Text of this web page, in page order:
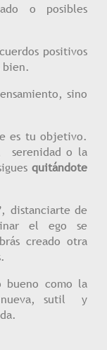
o posibles
positivos
bien.
sino
es tu objetivo.
serenidad o la
quitándote
distanciarte de
el ego se
creado otra
bueno como la
nueva, sutil y